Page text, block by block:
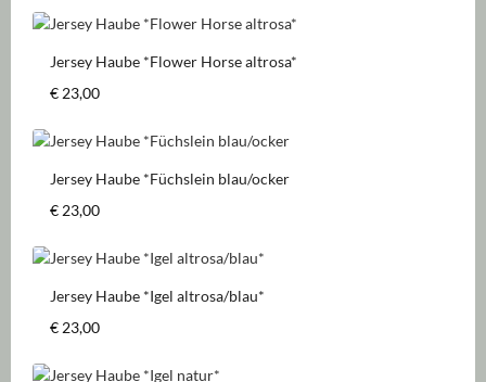
Jersey Haube *Flower Horse altrosa*
Regulärer Preis:
€ 23,00
Jersey Haube *Füchslein blau/ocker
Regulärer Preis:
€ 23,00
Jersey Haube *Igel altrosa/blau*
Regulärer Preis:
€ 23,00